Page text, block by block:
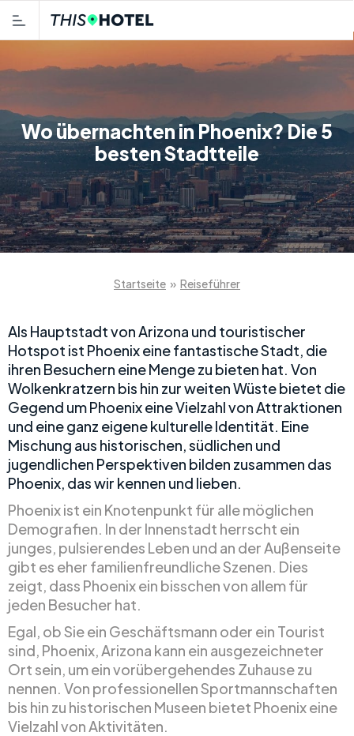
Wo übernachten in Phoenix? Die 5
besten Stadtteile
Startseite » Reiseführer
Als Hauptstadt von Arizona und touristischer
Hotspot ist Phoenix eine fantastische Stadt, die
ihren Besuchern eine Menge zu bieten hat. Von
Wolkenkratzern bis hin zur weiten Wüste bietet die
Gegend um Phoenix eine Vielzahl von Attraktionen
und eine ganz eigene kulturelle Identität. Eine
Mischung aus historischen, südlichen und
jugendlichen Perspektiven bilden zusammen das
Phoenix, das wir kennen und lieben.
Phoenix ist ein Knotenpunkt für alle möglichen
Demografien. In der Innenstadt herrscht ein
junges, pulsierendes Leben und an der Außenseite
gibt es eher familienfreundliche Szenen. Dies
zeigt, dass Phoenix ein bisschen von allem für
jeden Besucher hat.
Egal, ob Sie ein Geschäftsmann oder ein Tourist
sind, Phoenix, Arizona kann ein ausgezeichneter
Ort sein, um ein vorübergehendes Zuhause zu
nennen. Von professionellen Sportmannschaften
bis hin zu historischen Museen bietet Phoenix eine
Vielzahl von Aktivitäten.